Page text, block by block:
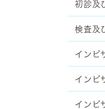
初診及
検査及
インビ
インビ
インビ